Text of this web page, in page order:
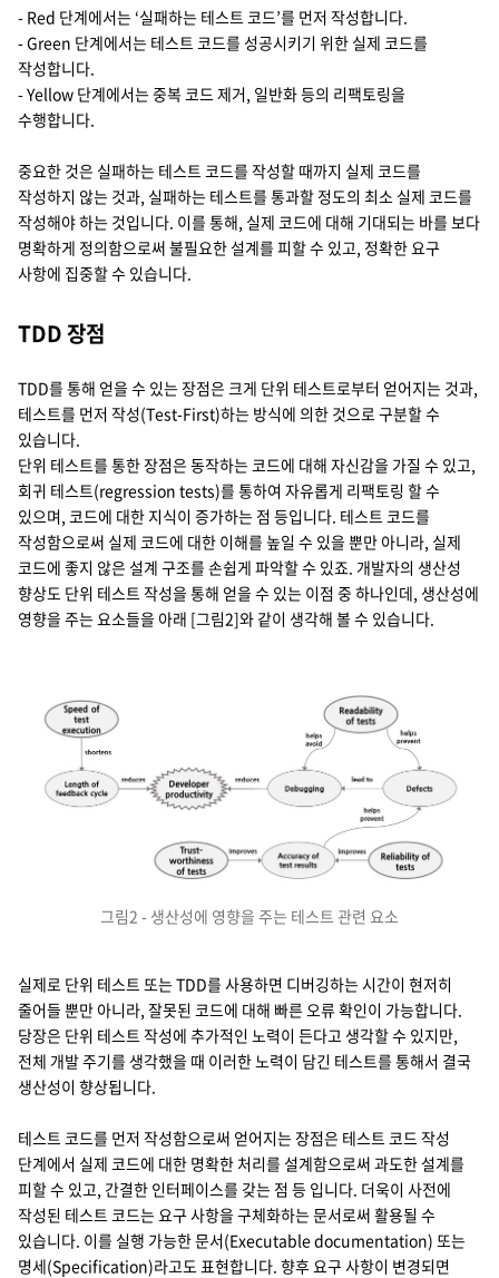
- Red 단계에서는 ‘실패하는 테스트 코드’를 먼저 작성합니다.
- Green 단계에서는 테스트 코드를 성공시키기 위한 실제 코드를
작성합니다.
- Yellow 단계에서는 중복 코드 제거, 일반화 등의 리팩토링을
수행합니다.
중요한 것은 실패하는 테스트 코드를 작성할 때까지 실제 코드를
작성하지 않는 것과, 실패하는 테스트를 통과할 정도의 최소 실제 코드를
작성해야 하는 것입니다. 이를 통해, 실제 코드에 대해 기대되는 바를 보다
명확하게 정의함으로써 불필요한 설계를 피할 수 있고, 정확한 요구
사항에 집중할 수 있습니다.
TDD 장점
TDD를 통해 얻을 수 있는 장점은 크게 단위 테스트로부터 얻어지는 것과,
테스트를 먼저 작성(Test-First)하는 방식에 의한 것으로 구분할 수
있습니다.
단위 테스트를 통한 장점은 동작하는 코드에 대해 자신감을 가질 수 있고,
회귀 테스트(regression tests)를 통하여 자유롭게 리팩토링 할 수
있으며, 코드에 대한 지식이 증가하는 점 등입니다. 테스트 코드를
작성함으로써 실제 코드에 대한 이해를 높일 수 있을 뿐만 아니라, 실제
코드에 좋지 않은 설계 구조를 손쉽게 파악할 수 있죠. 개발자의 생산성
향상도 단위 테스트 작성을 통해 얻을 수 있는 이점 중 하나인데, 생산성에
영향을 주는 요소들을 아래 [그림2]와 같이 생각해 볼 수 있습니다.
그림2 - 생산성에 영향을 주는 테스트 관련 요소
실제로 단위 테스트 또는 TDD를 사용하면 디버깅하는 시간이 현저히
줄어들 뿐만 아니라, 잘못된 코드에 대해 빠른 오류 확인이 가능합니다.
당장은 단위 테스트 작성에 추가적인 노력이 든다고 생각할 수 있지만,
전체 개발 주기를 생각했을 때 이러한 노력이 담긴 테스트를 통해서 결국
생산성이 향상됩니다.
테스트 코드를 먼저 작성함으로써 얻어지는 장점은 테스트 코드 작성
단계에서 실제 코드에 대한 명확한 처리를 설계함으로써 과도한 설계를
피할 수 있고, 간결한 인터페이스를 갖는 점 등 입니다. 더욱이 사전에
작성된 테스트 코드는 요구 사항을 구체화하는 문서로써 활용될 수
있습니다. 이를 실행 가능한 문서(Executable documentation) 또는
명세(Specification)라고도 표현합니다. 향후 요구 사항이 변경되면